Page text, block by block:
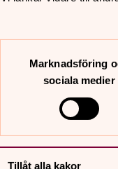
Marknadsföring
sociala medier
Tillåt alla kakor